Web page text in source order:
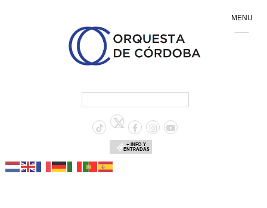
+ INFO Y
ENTRADAS
MENU